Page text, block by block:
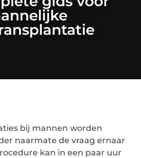
bij mannen worden
naarmate de vraag ernaar
kan in een paar uur